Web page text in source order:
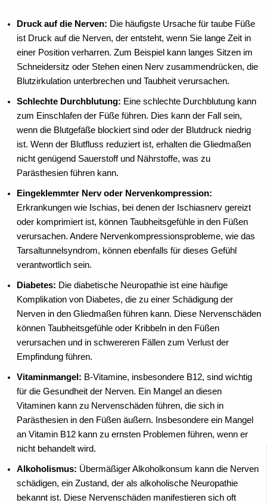
Druck auf die Nerven: Die häufigste Ursache für taube Füße
ist Druck auf die Nerven, der entsteht, wenn Sie lange Zeit in
einer Position verharren. Zum Beispiel kann langes Sitzen im
Schneidersitz oder Stehen einen Nerv zusammendrücken, die
Blutzirkulation unterbrechen und Taubheit verursachen.
Schlechte Durchblutung: Eine schlechte Durchblutung kann
zum Einschlafen der Füße führen. Dies kann der Fall sein,
wenn die Blutgefäße blockiert sind oder der Blutdruck niedrig
ist. Wenn der Blutfluss reduziert ist, erhalten die Gliedmaßen
nicht genügend Sauerstoff und Nährstoffe, was zu
Parästhesien führen kann.
Eingeklemmter Nerv oder Nervenkompression:
Erkrankungen wie Ischias, bei denen der Ischiasnerv gereizt
oder komprimiert ist, können Taubheitsgefühle in den Füßen
verursachen. Andere Nervenkompressionsprobleme, wie das
Tarsaltunnelsyndrom, können ebenfalls für dieses Gefühl
verantwortlich sein.
Diabetes: Die diabetische Neuropathie ist eine häufige
Komplikation von Diabetes, die zu einer Schädigung der
Nerven in den Gliedmaßen führen kann. Diese Nervenschäden
können Taubheitsgefühle oder Kribbeln in den Füßen
verursachen und in schwereren Fällen zum Verlust der
Empfindung führen.
Vitaminmangel: B-Vitamine, insbesondere B12, sind wichtig
für die Gesundheit der Nerven. Ein Mangel an diesen
Vitaminen kann zu Nervenschäden führen, die sich in
Parästhesien in den Füßen äußern. Insbesondere ein Mangel
an Vitamin B12 kann zu ernsten Problemen führen, wenn er
nicht behandelt wird.
Alkoholismus: Übermäßiger Alkoholkonsum kann die Nerven
schädigen, ein Zustand, der als alkoholische Neuropathie
bekannt ist. Diese Nervenschäden manifestieren sich oft